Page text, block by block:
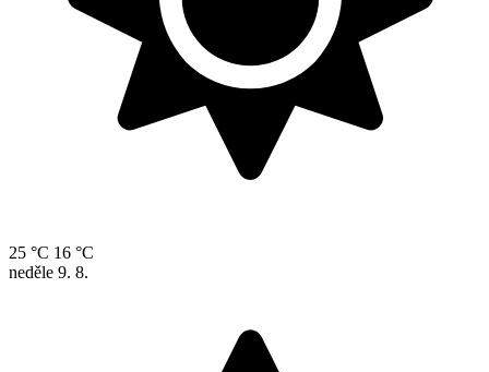
25 °C 16 °C
neděle 9. 8.